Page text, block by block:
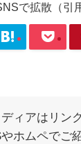
で拡散（引
ィアはリン
ホムペでご